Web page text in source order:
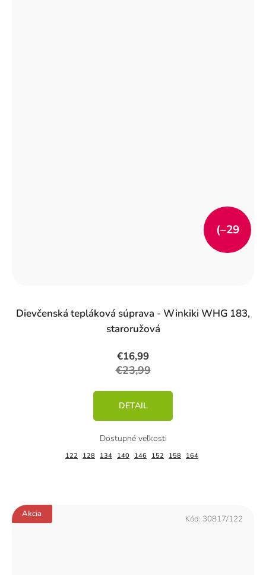
Dievčenská tepláková súprava - Winkiki WHG 183,
staroružová
€16,99
€23,99
(–29
DETAIL
122 128 134 140 146 152 158 164
Akcia Kód: 30817/122